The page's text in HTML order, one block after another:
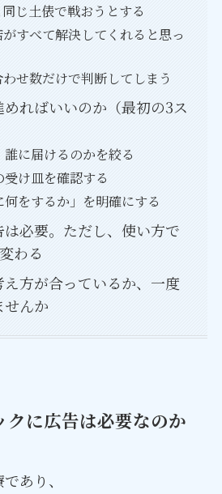
じ土俵で戦おうとする
すべて解決してくれると思っ
せ数だけで判断してしまう
ればいいのか（最初の3ス
に届けるのかを絞る
け皿を確認する
をするか」を明確にする
は必要。ただし、使い方で
わる
方が合っているか、一度
んか
クに広告は必要なのか
あり、